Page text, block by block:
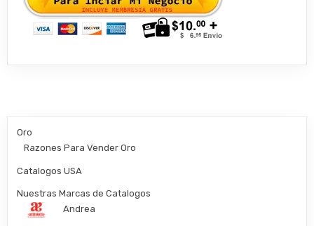
Oro
Razones Para Vender Oro
Catalogos USA
Nuestras Marcas de Catalogos
Andrea